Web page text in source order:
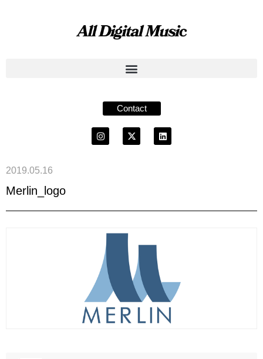
Contact
2019.05.16
Merlin_logo